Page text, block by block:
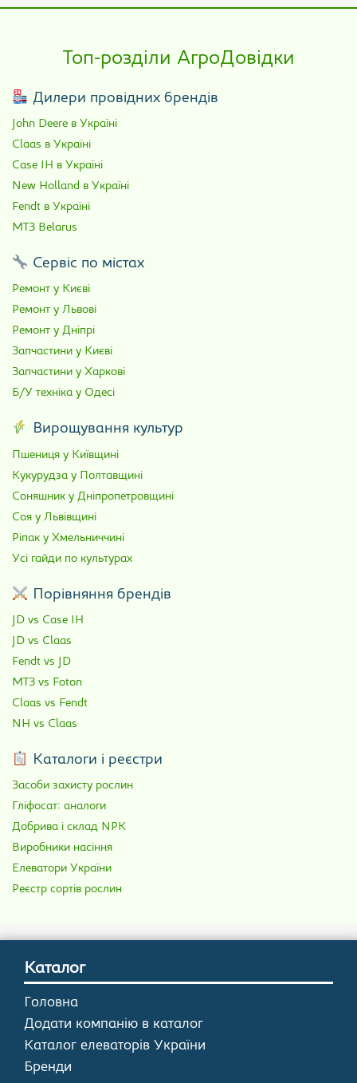
Топ-розділи АгроДовідки
Дилери провідних брендів
John Deere в Україні
Claas в Україні
Case IH в Україні
New Holland в Україні
Fendt в Україні
МТЗ Belarus
Сервіс по містах
Ремонт у Києві
Ремонт у Львові
Ремонт у Дніпрі
Запчастини у Києві
Запчастини у Харкові
Б/У техніка у Одесі
Вирощування культур
Пшениця у Київщині
Кукурудза у Полтавщині
Соняшник у Дніпропетровщині
Соя у Львівщині
Ріпак у Хмельниччині
Усі гайди по культурах
Порівняння брендів
JD vs Case IH
JD vs Claas
Fendt vs JD
МТЗ vs Foton
Claas vs Fendt
NH vs Claas
Каталоги і реєстри
Засоби захисту рослин
Гліфосат: аналоги
Добрива і склад NPK
Виробники насіння
Елеватори України
Реєстр сортів рослин
Каталог
Головна
Додати компанію в каталог
Каталог елеваторів України
Бренди